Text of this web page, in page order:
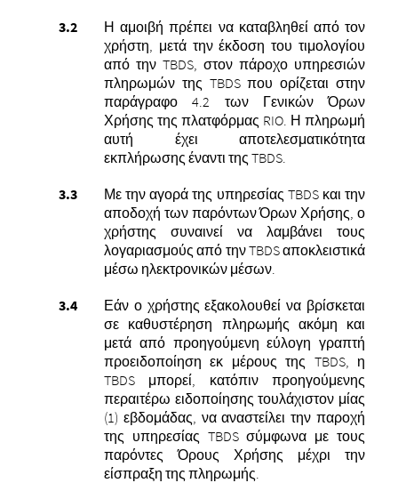
Η αμοιβή πρέπει να καταβληθεί από τον
χρήστη, μετά την έκδοση του τιμολογίου
από την TBDS, στον πάροχο υπηρεσιών
πληρωμών της TBDS που ορίζεται στην
παράγραφο 4.2 των Γενικών Όρων
Χρήσης της πλατφόρμας RIO. Η πληρωμή
αυτή έχει αποτελεσματικότητα
εκπλήρωσης έναντι της TBDS.
Με την αγορά της υπηρεσίας TBDS και την
αποδοχή των παρόντων Όρων Χρήσης, ο
χρήστης συναινεί να λαμβάνει τους
λογαριασμούς από την TBDS αποκλειστικά
μέσω ηλεκτρονικών μέσων.
Εάν ο χρήστης εξακολουθεί να βρίσκεται
σε καθυστέρηση πληρωμής ακόμη και
μετά από προηγούμενη εύλογη γραπτή
προειδοποίηση εκ μέρους της TBDS, η
TBDS μπορεί, κατόπιν προηγούμενης
περαιτέρω ειδοποίησης τουλάχιστον μίας
(1) εβδομάδας, να αναστείλει την παροχή
της υπηρεσίας TBDS σύμφωνα με τους
παρόντες Όρους Χρήσης μέχρι την
είσπραξη της πληρωμής.